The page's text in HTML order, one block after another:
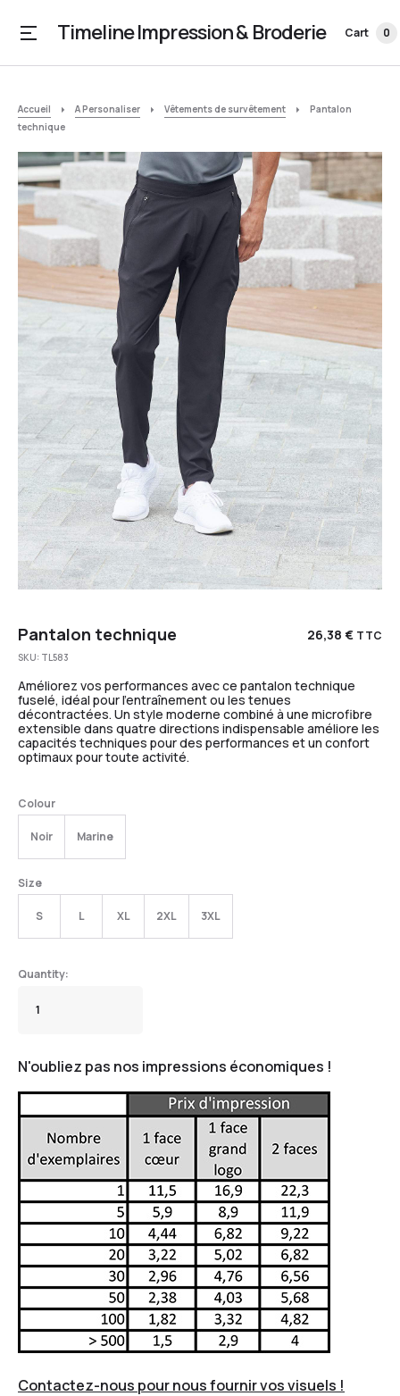
Timeline Impression & Broderie Cart 0
Accueil A Personaliser Vêtements de survêtement
Pantalon
technique
Pantalon technique 26,38 € TTC
SKU: TL583
Améliorez vos performances avec ce pantalon technique
fuselé, idéal pour l’entraînement ou les tenues
décontractées. Un style moderne combiné à une microfibre
extensible dans quatre directions indispensable améliore les
capacités techniques pour des performances et un confort
optimaux pour toute activité.
Colour
Noir Marine
Size
S L XL 2XL 3XL
N'oubliez pas nos impressions économiques !
Contactez-nous pour nous fournir vos visuels !